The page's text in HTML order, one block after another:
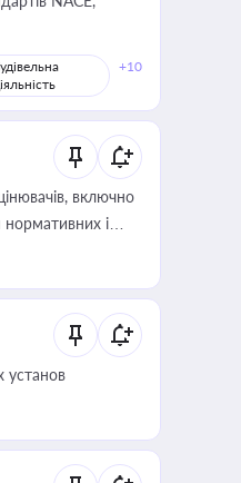
+10
включно
нормативних і
установ